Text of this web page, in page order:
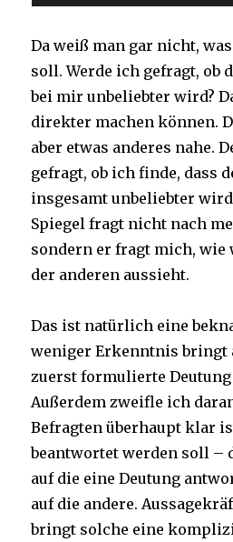
Da weiß man gar nicht,
soll. Werde ich gefragt, ob
bei mir unbeliebter wird?
direkter machen können.
aber etwas anderes nahe.
gefragt, ob ich finde, dass
insgesamt unbeliebter
Spiegel fragt nicht nach
sondern er fragt mich, wie
der anderen aussieht.
Das ist natürlich eine
weniger Erkenntnis bringt
zuerst formulierte Deutung
Außerdem zweifle ich
Befragten überhaupt klar
beantwortet werden soll –
auf die eine Deutung
auf die andere.
bringt solche eine